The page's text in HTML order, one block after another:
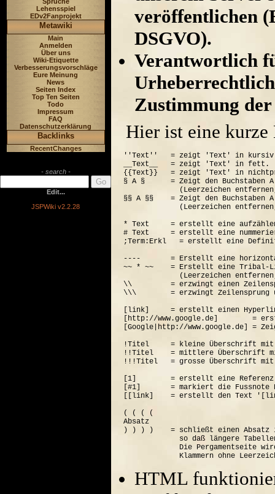
Lehensspiel
EDv2Fanprojekt
Metawiki
Main
Anmelden
Über uns
Wiki-Etiquette
Verbesserungsvorschläge
Eure Meinung
News
Seiten Index
Top Ten Seiten
Todo
Impressum
FAQ
Datenschutzerklärung
Backlinks
RecentChanges
- search -
Edit...
JSPWiki v2.2.28
veröffentlichen
DSGVO).
Verantwortlich
Zustimmung
Hier ist eine
''Text''   = zeigt 'Text' in
__Text__   = zeigt 'Text' in fett.
{{Text}}   = zeigt 'Text' in
§ A §      = Zeigt den Buchstaben
(Leerzeichen
§§ A §§    = Zeigt den Buchstaben
(Leerzeichen
* Text     = erstellt eine
# Text     = erstellt eine
;Term:Erkl   = erstellt eine
----       = Erstellt eine
~~ * ~~    = Erstellt eine Tribal-
(Leerzeichen
\\         = erzwingt einen
\\\        = erzwingt Zeilensprung
[link]     = erstellt einen
[http://www.google.de]        =
[Google|http://www.google.de] =
!Titel     = kleine Überschrift
!!Titel    = mittlere Überschrift
!!!Titel   = grosse Überschrift
[1]        = erstellt eine Referenz
[#1]       = markiert die Fussnote
[[link]    = erstellt den Text
( ( ( (
Absatz
) ) ) )    = schließt einen Absatz
so daß längere
Die Pergamentseite
HTML